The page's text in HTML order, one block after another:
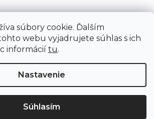
súbory cookie. Ďalším
webu vyjadrujete súhlas s ich
informácií tu.
Nastavenie
Súhlasím
nastavenie cookies